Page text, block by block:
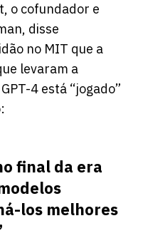
o cofundador e
disse
no MIT que a
levaram a
4 está “jogado”
final da era
los melhores